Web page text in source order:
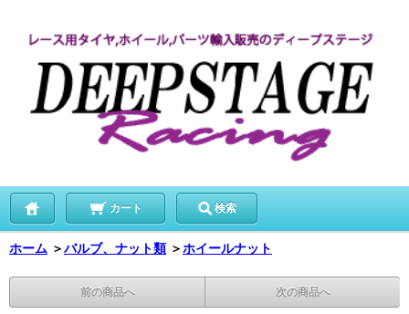
カート 検索
ホーム ＞バルブ、ナット類 ＞ホイールナット
前の商品へ 次の商品へ